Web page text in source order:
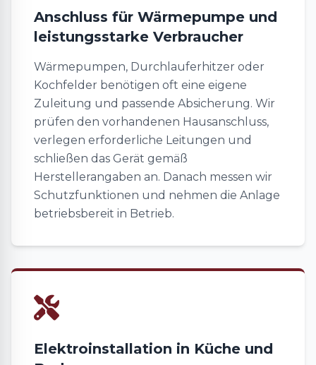
Anschluss für Wärmepumpe und
leistungsstarke Verbraucher
Wärmepumpen, Durchlauferhitzer oder
Kochfelder benötigen oft eine eigene
Zuleitung und passende Absicherung. Wir
prüfen den vorhandenen Hausanschluss,
verlegen erforderliche Leitungen und
schließen das Gerät gemäß
Herstellerangaben an. Danach messen wir
Schutzfunktionen und nehmen die Anlage
betriebsbereit in Betrieb.
Elektroinstallation in Küche und